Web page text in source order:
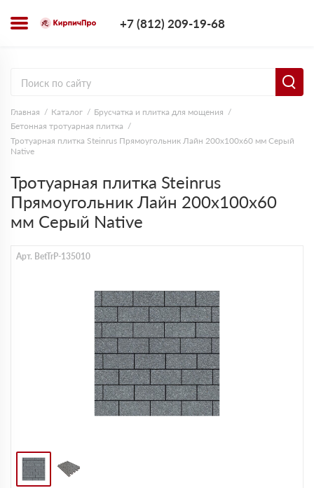
+7 (812) 209-19-68
Главная Каталог
Брусчатка и плитка для мощения
Бетонная тротуарная плитка
Тротуарная плитка Steinrus Прямоугольник Лайн 200х100х60 мм Серый
Native
Тротуарная плитка Steinrus
Прямоугольник Лайн 200х100х60
мм Серый Native
Арт. BetTrP-135010